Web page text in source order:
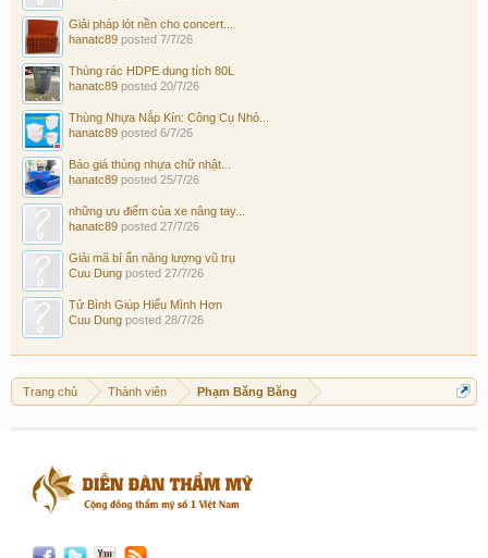
Giải pháp lót nền cho concert...
hanatc89 posted 7/7/26
Thùng rác HDPE dung tích 80L
hanatc89 posted 20/7/26
Thùng Nhựa Nắp Kín: Công Cụ Nhỏ...
hanatc89 posted 6/7/26
Báo giá thùng nhựa chữ nhật...
hanatc89 posted 25/7/26
những ưu điểm của xe nâng tay...
hanatc89 posted 27/7/26
Giải mã bí ẩn năng lượng vũ trụ
Cuu Dung posted 27/7/26
Tử Bình Giúp Hiểu Mình Hơn
Cuu Dung posted 28/7/26
Trang chủ Thành viên Phạm Băng Băng